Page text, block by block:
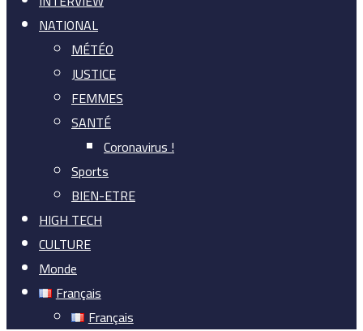
NATIONAL
MÉTÉO
JUSTICE
FEMMES
SANTÉ
Coronavirus !
Sports
BIEN-ETRE
HIGH TECH
CULTURE
Monde
Français
Français